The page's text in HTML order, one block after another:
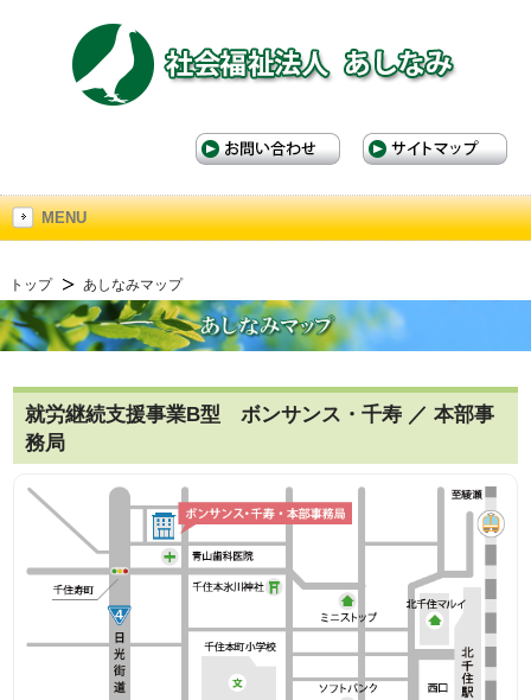
ジ
ャ
ン
サ
イ
ド
バ
へ
ン
MENU
トップ あしなみマップ
就労継続支援事業B型 ボンサンス・千寿 ／ 本部事
務局